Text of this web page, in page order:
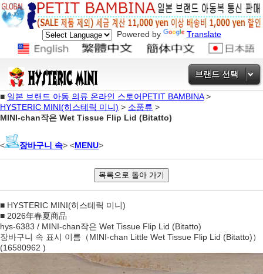
Powered by Translate
브랜드 선택
■ 일본 브랜드 아동 의류 온라인 스토어PETIT BAMBINA>
HYSTERIC MINI(히스테릭 미니) > 소품류 >
MINI-chan작은 Wet Tissue Flip Lid (Bitatto)
< 장바구니 속> <MENU>
■ HYSTERIC MINI(히스테릭 미니)
■ 2026年春夏商品
hys-6383 / MINI-chan작은 Wet Tissue Flip Lid (Bitatto)
장바구니 속 표시 이름（MINI-chan Little Wet Tissue Flip Lid (Bitatto)）
(16580962 )